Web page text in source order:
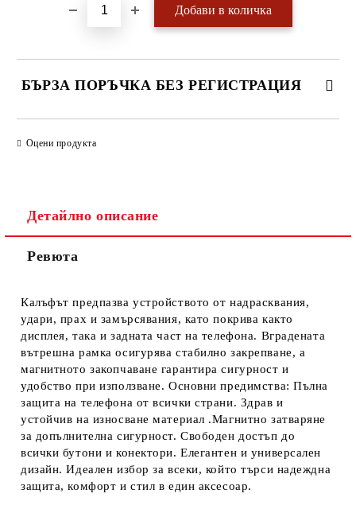
БЪРЗА ПОРЪЧКА БЕЗ РЕГИСТРАЦИЯ
Оцени продукта
Детайлно описание
Ревюта
Калъфът предпазва устройството от надрасквания,
удари, прах и замърсявания, като покрива както
дисплея, така и задната част на телефона. Вградената
вътрешна рамка осигурява стабилно закрепване, а
магнитното закопчаване гарантира сигурност и
удобство при използване. Основни предимства: Пълна
защита на телефона от всички страни. Здрав и
устойчив на износване материал .Магнитно затваряне
за допълнителна сигурност. Свободен достъп до
всички бутони и конектори. Елегантен и универсален
дизайн. Идеален избор за всеки, който търси надеждна
защита, комфорт и стил в един аксесоар.